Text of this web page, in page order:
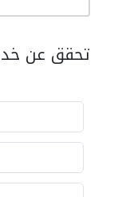
تحقق عن